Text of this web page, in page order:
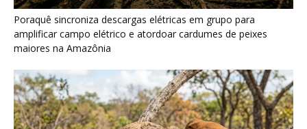
Casal de joão-de-barro constrói ninho novo a cada estação e
deixa a antiga estrutura para outras aves
Últimas noticias